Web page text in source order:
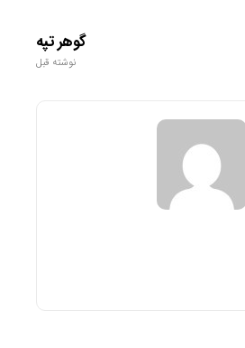
گوهر تپه
نوشته قبل